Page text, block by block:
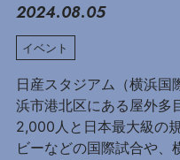
2024.08.05
イベント
日産スタジアム（横浜国
浜市港北区にある屋外多
2,000人と日本最大級の
ビーなどの国際試合や、